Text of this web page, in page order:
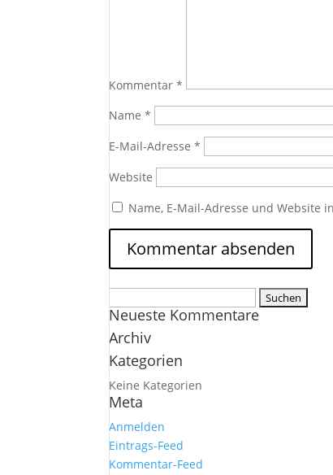
Kommentar*
Name*
E-Mail-Adresse*
Website
Name, E-Mail-Adresse und Website
nach:
Neueste Kommentare
Archiv
Kategorien
Keine Kategorien
Meta
Anmelden
Eintrags-Feed
Kommentar-Feed